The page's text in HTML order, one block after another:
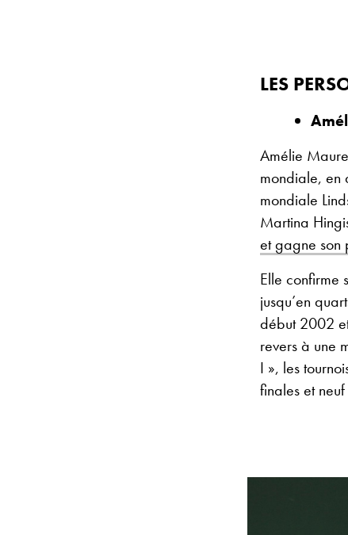
LES
Amélie
mondiale, en
mondiale
Martina
et gagne son
Elle confirme
jusqu’en
début 2002
revers à une
I », les
finales et